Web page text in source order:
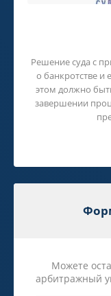
Решение суда с
о банкротстве и
этом должно
завершении
Можете
арбитражный